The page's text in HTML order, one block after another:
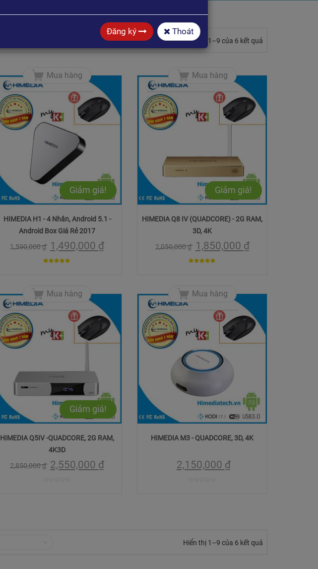
Hiển thị 1–9 của 6 kết quả
Mua hàng
Giảm giá!
HIMEDIA H1 - 4 Nhân, Android 5.1 -
Android Box Giá Rẻ 2017
1,590,000₫ 1,490,000 ₫
Mua hàng
Giảm giá!
HIMEDIA Q8 IV (QUADCORE) - 2G RAM,
3D, 4K
2,050,000₫ 1,850,000 ₫
Mua hàng
Giảm giá!
HIMEDIA Q5IV -QUADCORE, 2G RAM,
4K3D
2,850,000₫ 2,550,000 ₫
Mua hàng
HIMEDIA M3 - QUADCORE, 3D, 4K
2,150,000 ₫
Hiển thị 1–9 của 6 kết quả
Đăng ký Thoát